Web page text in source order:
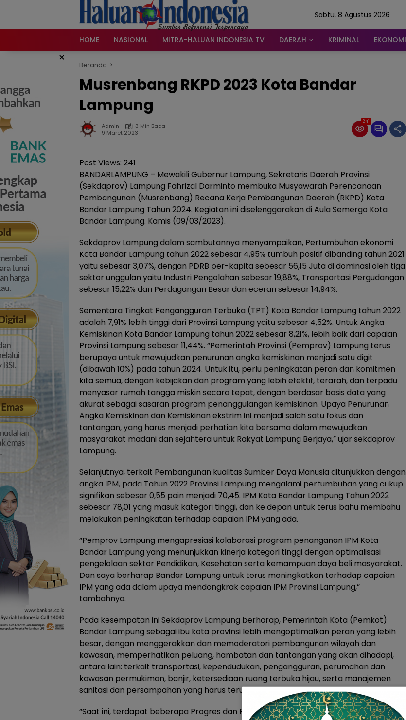
Sabtu, 8 Agustus 2026
HOME NASIONAL MITRA-HALUAN INDONESIA TV DAERAH KRIMINAL EKONOMI
× Beranda
Musrenbang RKPD 2023 Kota Bandar
Lampung
Admin
3 Min Baca
9 Maret 2023
241
Post Views: 241
BANDARLAMPUNG – Mewakili Gubernur Lampung, Sekretaris Daerah Provinsi
(Sekdaprov) Lampung Fahrizal Darminto membuka Musyawarah Perencanaan
Pembangunan (Musrenbang) Recana Kerja Pembangunan Daerah (RKPD) Kota
Bandar Lampung Tahun 2024. Kegiatan ini diselenggarakan di Aula Semergo Kota
Bandar Lampung. Kamis (09/03/2023).
Sekdaprov Lampung dalam sambutannya menyampaikan, Pertumbuhan ekonomi
Kota Bandar Lampung tahun 2022 sebesar 4,95% tumbuh positif dibanding tahun 2021
yaitu sebesar 3,07%, dengan PDRB per-kapita sebesar 56,15 Juta di dominasi oleh tiga
sektor unggulan yaitu Industri Pengolahan sebesar 19,88%, Transportasi Pergudangan
sebesar 15,22% dan Perdagangan Besar dan eceran sebesar 14,94%.
Sementara Tingkat Pengangguran Terbuka (TPT) Kota Bandar Lampung tahun 2022
adalah 7,91% lebih tinggi dari Provinsi Lampung yaitu sebesar 4,52%. Untuk Angka
Kemiskinan Kota Bandar Lampung tahun 2022 sebesar 8,21%, lebih baik dari capaian
Provinsi Lampung sebesar 11,44%. “Pemerintah Provinsi (Pemprov) Lampung terus
berupaya untuk mewujudkan penurunan angka kemiskinan menjadi satu digit
(dibawah 10%) pada tahun 2024. Untuk itu, perlu peningkatan peran dan komitmen
kita semua, dengan kebijakan dan program yang lebih efektif, terarah, dan terpadu
menyasar rumah tangga miskin secara tepat, dengan berdasar basis data yang
akurat sebagai sasaran program penanggulangan kemiskinan. Upaya Penurunan
Angka Kemiskinan dan Kemiskinan ekstrim ini menjadi salah satu fokus dan
tantangan, yang harus menjadi perhatian kita bersama dalam mewujudkan
masyarakat madani dan sejahtera untuk Rakyat Lampung Berjaya,” ujar sekdaprov
Lampung.
Selanjutnya, terkait Pembangunan kualitas Sumber Daya Manusia ditunjukkan dengan
angka IPM, pada Tahun 2022 Provinsi Lampung mengalami pertumbuhan yang cukup
signifikan sebesar 0,55 poin menjadi 70,45. IPM Kota Bandar Lampung Tahun 2022
sebesar 78,01 yang masuk kategori tinggi, dan ke depan untuk terus bahu membahu
melakukan peningkatan terhadap capaian IPM yang ada.
“Pemprov Lampung mengapresiasi kolaborasi program penanganan IPM Kota
Bandar Lampung yang menunjukkan kinerja kategori tinggi dengan optimalisasi
pengelolaan sektor Pendidikan, Kesehatan serta kemampuan daya beli masyarakat.
Dan saya berharap Bandar Lampung untuk terus meningkatkan terhadap capaian
IPM yang ada dalam upaya mendongkrak capaian IPM Provinsi Lampung,”
tambahnya.
Pada kesempatan ini Sekdaprov Lampung berharap, Pemerintah Kota (Pemkot)
Bandar Lampung sebagai ibu kota provinsi lebih mengoptimalkan peran yang lebih
besar, dengan menggerakkan dan memoderatori pembangunan wilayah dan
kawasan, memperhatikan peluang, hambatan dan tantangan yang akan dihadapi,
antara lain: terkait transportasi, kependudukan, pengangguran, perumahan dan
kawasan permukiman, banjir, ketersediaan ruang terbuka hijau, serta manajemen
sanitasi dan persampahan yang harus terus dibenahi dan ditingkatkan.
“Saat ini, terdapat beberapa Progres dan Rencana Pengembangan Infrastruktur